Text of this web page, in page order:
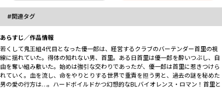
関連タグ
あらすじ／作品情報
若くして鬼王組4代目となった優一郎は、経営するクラブのバーテンダー首里の視
線に揺れていた。得体の知れない男、首里。ある日首里は優一郎を酔いつぶし、自
由を奪い組み敷いた。始めは強引な交わりであったが、優一郎は首里に惹きつけら
れていく。血を流し、命をやりとりする世界で重責を担う男と、過去の謎を秘めた
男の愛の行方は…。ハードボイルドかつ幻想的なBLバイオレンス・ロマン！首里と